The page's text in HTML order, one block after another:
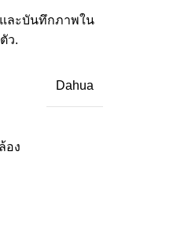
ละบันทึกภาพใน
ว.
Dahua
อง